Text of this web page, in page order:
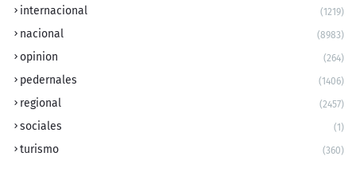
internacional (1219)
nacional (8983)
opinion (264)
pedernales (1406)
regional (2457)
sociales (1)
turismo (360)